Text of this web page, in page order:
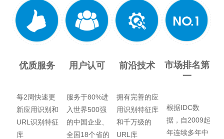
优质服务
每2周快速更
新应用识别和
URL识别特征
库
用户认可
服务于80%进
入世界500强
的中国企业、
全国18个省的
前沿技术
拥有完善的应
用识别特征库
和千万级的
URL 库
市场排名第
一
根据IDC数
据，自2009起
年连续多年中